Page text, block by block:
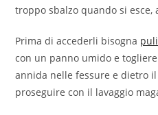
troppo sbalzo quando si
Prima di accederli bisogna
con un panno umido e
annida nelle fessure e dietro
proseguire con il lavaggio